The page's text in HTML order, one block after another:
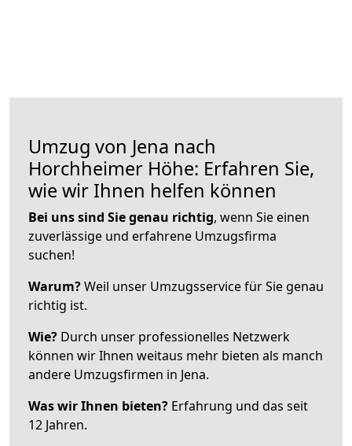
Umzug von Jena nach
Horchheimer Höhe: Erfahren Sie,
wie wir Ihnen helfen können
Bei uns sind Sie genau richtig, wenn Sie einen
zuverlässige und erfahrene Umzugsfirma
suchen!
Warum?Weil unser Umzugsservice für Sie genau
richtig ist.
Wie? Durch unser professionelles Netzwerk
können wir Ihnen weitaus mehr bieten als manch
andere Umzugsfirmen in Jena.
Was wir Ihnen bieten? Erfahrung und das seit
12 Jahren.